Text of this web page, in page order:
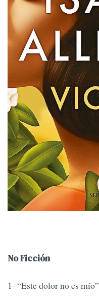
No Ficción
1- “Este dolor no es mío”